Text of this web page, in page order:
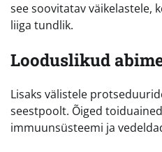
see soovitatav väikelastele,
liiga tundlik.
Looduslikud
Lisaks välistele
seestpoolt. Õiged
immuunsüsteemi ja